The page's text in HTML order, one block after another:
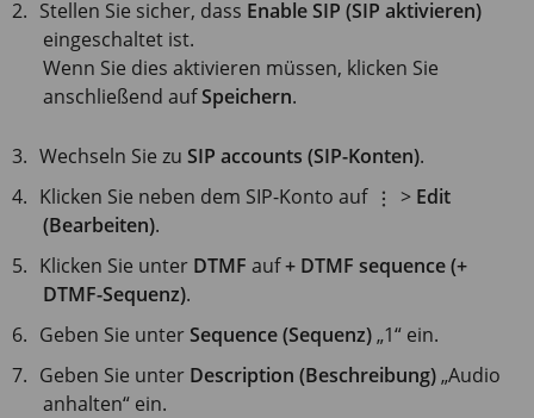
Stellen Sie sicher, dass Enable SIP (SIP aktivieren)
eingeschaltet ist.
Wenn Sie dies aktivieren müssen, klicken Sie
anschließend aufSpeichern.
Wechseln Sie zuSIP accounts (SIP-Konten).
Klicken Sie neben dem SIP-Konto auf
> Edit
(Bearbeiten).
Klicken Sie unter DTMF auf+ DTMF sequence (+
DTMF-Sequenz).
Geben Sie unterSequence (Sequenz)„1“ ein.
Geben Sie unter Description (Beschreibung)„Audio
anhalten“ ein.